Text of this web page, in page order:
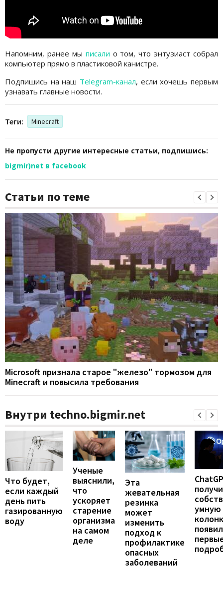
Напомним, ранее мы писали о том, что энтузиаст собрал
компьютер прямо в пластиковой канистре.
Подпишись на наш Telegram-канал, если хочешь первым
узнавать главные новости.
Теги: Minecraft
Не пропусти другие интересные статьи, подпишись:
bigmir)net в facebook
Статьи по теме
Microsoft признала старое "железо" тормозом для
Minecraft и повысила требования
Внутри techno.bigmir.net
Что будет,
если каждый
день пить
газированную
воду
Ученые
выяснили,
что
ускоряет
старение
организма
на самом
деле
Эта
жевательная
резинка
может
изменить
подход к
профилактике
опасных
заболеваний
умную